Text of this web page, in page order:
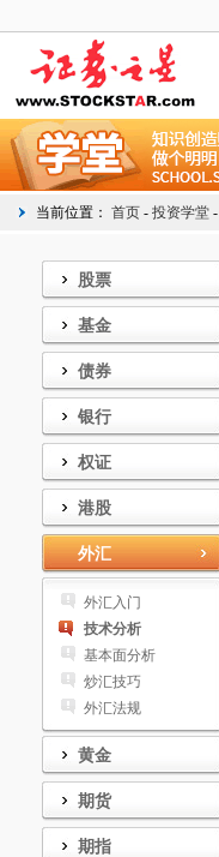
当前位置： 首页 - 投资学堂 -
股票
基金
债券
银行
权证
港股
外汇
外汇入门
技术分析
基本面分析
炒汇技巧
外汇法规
黄金
期货
期指